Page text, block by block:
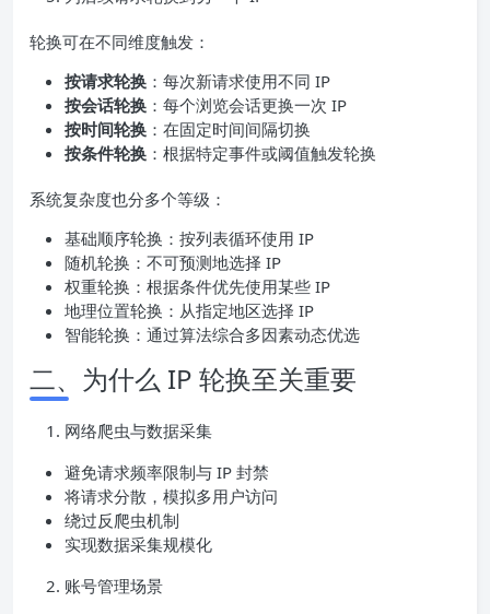
轮换可在不同维度触发：
按请求轮换 ：每次新请求使用不同 IP
按会话轮换 ：每个浏览会话更换一次 IP
按时间轮换 ：在固定时间间隔切换
按条件轮换 ：根据特定事件或阈值触发轮换
系统复杂度也分多个等级：
基础顺序轮换：按列表循环使用 IP
随机轮换：不可预测地选择 IP
权重轮换：根据条件优先使用某些 IP
地理位置轮换：从指定地区选择 IP
智能轮换：通过算法综合多因素动态优选
二、为什么 IP 轮换至关重要
网络爬虫与数据采集
避免请求频率限制与 IP 封禁
将请求分散，模拟多用户访问
绕过反爬虫机制
实现数据采集规模化
账号管理场景